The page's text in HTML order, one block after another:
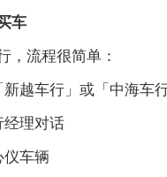
车
，流程很简单：
越车行」或「中海车行
理对话
车辆